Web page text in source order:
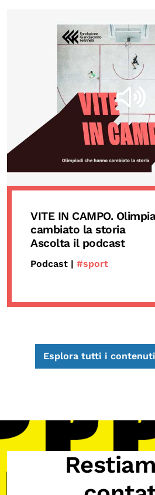
VITE IN CAMPO.
cambiato la storia
Ascolta il podcast
Podcast | #sport
Esplora tutti i